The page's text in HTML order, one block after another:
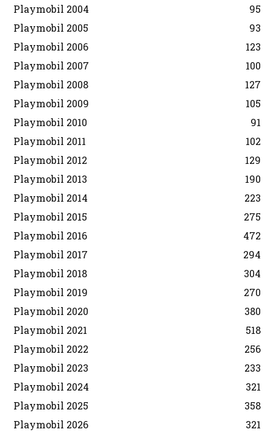
Playmobil 2004
95
Playmobil 2005
93
Playmobil 2006
123
Playmobil 2007
100
Playmobil 2008
127
Playmobil 2009
105
Playmobil 2010
91
Playmobil 2011
102
Playmobil 2012
129
Playmobil 2013
190
Playmobil 2014
223
Playmobil 2015
275
Playmobil 2016
472
Playmobil 2017
294
Playmobil 2018
304
Playmobil 2019
270
Playmobil 2020
380
Playmobil 2021
518
Playmobil 2022
256
Playmobil 2023
233
Playmobil 2024
321
Playmobil 2025
358
Playmobil 2026
321